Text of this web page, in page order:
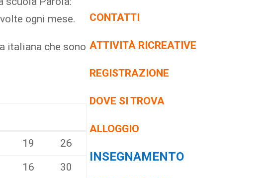
ogni mese.
italiana che sono
19
26
16
30
CONTATTI
ATTIVITÀ RICREATIVE
REGISTRAZIONE
DOVE SI TROVA
ALLOGGIO
INSEGNAMENTO